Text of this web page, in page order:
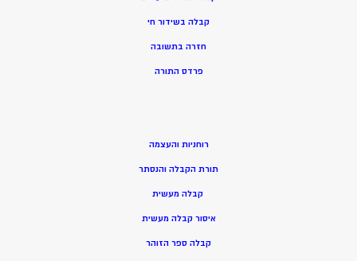
קבלה בשידור חי
חזרה בתשובה
פרדס התורה
רוחניות והעצמה
תורת הקבלה והנסתר
קבלה מעשית
איסור קבלה מעשית
קבלה ספר הזוהר